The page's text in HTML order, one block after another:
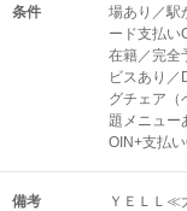
条件
場あり／駅
ード支払い
在籍／完全
ビスあり／
グチェア（
題メニュー
OIN+支払
備考
ＹＥＬＬ≪